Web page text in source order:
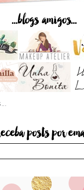
...blogs amigos...
posts por